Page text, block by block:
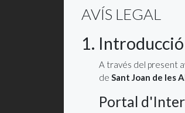
AVÍS LEGAL
1. Introducció
A través del present
de Sant Joan de les
Portal